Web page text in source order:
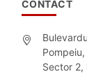
CONTACT
Sector 2,